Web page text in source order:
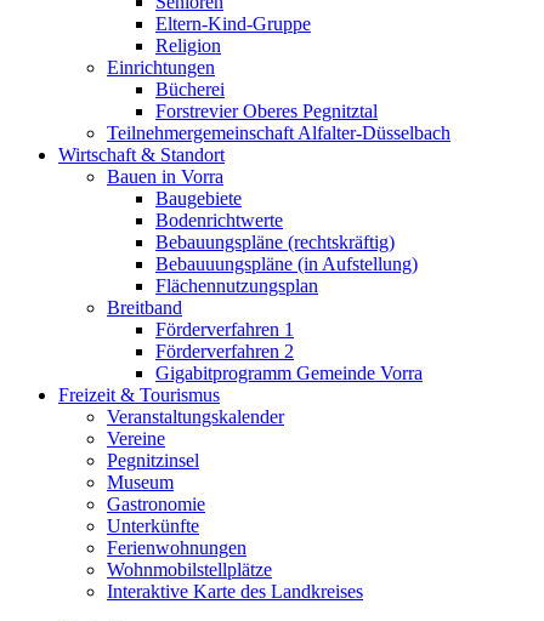
Eltern-Kind-Gruppe
Religion
Einrichtungen
Bücherei
Forstrevier Oberes Pegnitztal
Teilnehmergemeinschaft Alfalter-Düsselbach
Wirtschaft & Standort
Bauen in Vorra
Baugebiete
Bodenrichtwerte
Bebauungspläne (rechtskräftig)
Bebauuungspläne (in Aufstellung)
Flächennutzungsplan
Breitband
Förderverfahren 1
Förderverfahren 2
Gigabitprogramm Gemeinde Vorra
Freizeit & Tourismus
Veranstaltungskalender
Vereine
Pegnitzinsel
Museum
Gastronomie
Unterkünfte
Ferienwohnungen
Wohnmobilstellplätze
Interaktive Karte des Landkreises